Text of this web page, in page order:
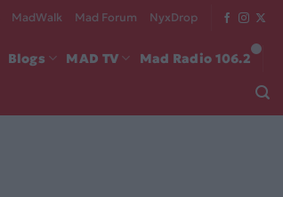
MadWalk Mad Forum NyxDrop
Blogs MAD TV Mad Radio 106.2